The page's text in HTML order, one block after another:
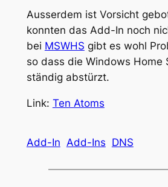
Ausserdem ist Vorsicht
konnten das Add-In noch
bei MSWHS gibt es wohl
so dass die Windows Home
ständig abstürzt.
Link: Ten Atoms
Add-In Add-Ins DNS